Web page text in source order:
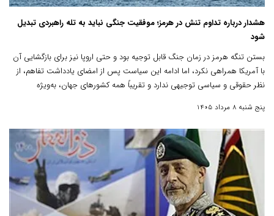
هشدار درباره تداوم تنش در هرمز؛ موفقیت جنگی نباید به تله راهبردی تبدیل
شود
بستن تنگه هرمز در زمان جنگ قابل توجیه بود و حتی اروپا نیز برای بازگشایی آن
با آمریکا همراهی نکرد، اما ادامه این سیاست پس از امضای یادداشت تفاهم، از
نظر حقوقی و سیاسی توجیهی ندارد و تقریباً همه کشورهای جهان، به‌ویژه
پنج شنبه 8 مرداد 1405